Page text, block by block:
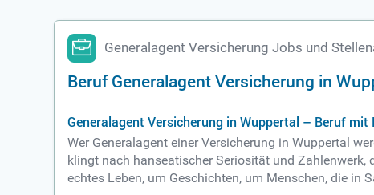
Generalagent Versicherung Jobs und
Beruf Generalagent Versicherung in
Generalagent Versicherung in Wuppertal – Beruf mit
Wer Generalagent einer Versicherung in Wuppertal
klingt nach hanseatischer Seriosität und Zahlenwerk,
echtes Leben, um Geschichten, um Menschen, die in